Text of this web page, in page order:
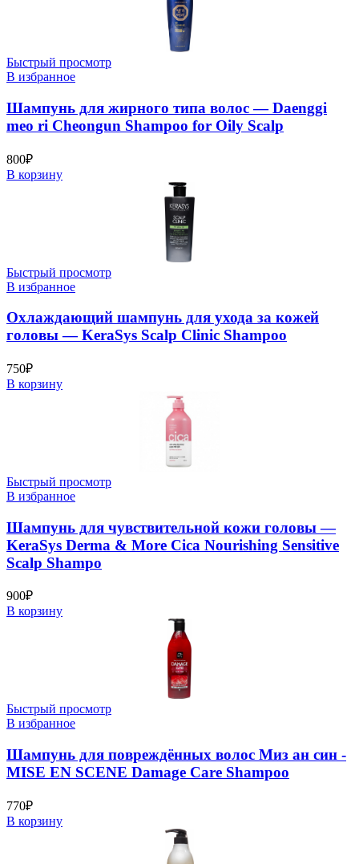
Быстрый просмотр
В избранное
Шампунь для жирного типа волос — Daenggi
meo ri Cheongun Shampoo for Oily Scalp
800₽
В корзину
Быстрый просмотр
В избранное
Охлаждающий шампунь для ухода за кожей
головы — KeraSys Scalp Clinic Shampoo
750₽
В корзину
Быстрый просмотр
В избранное
Шампунь для чувствительной кожи головы —
KeraSys Derma & More Cica Nourishing Sensitive
Scalp Shampo
900₽
В корзину
Быстрый просмотр
В избранное
Шампунь для повреждённых волос Миз ан син -
MISE EN SCENE Damage Care Shampoo
770₽
В корзину